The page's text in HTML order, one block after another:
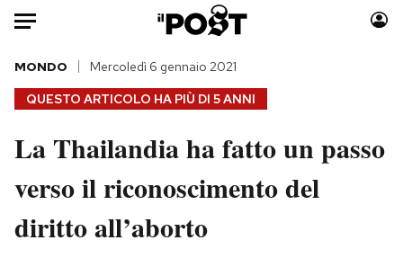
Auto
HOME
Italia
Politica
Tecnologia
Moda
Consumismi
QUESTO ARTICOLO HA PIÙ DI 5 ANNI
MONDO Mercoledì 6 gennaio 2021
La Thailandia ha fatto un passo
verso il riconoscimento del
diritto all’aborto